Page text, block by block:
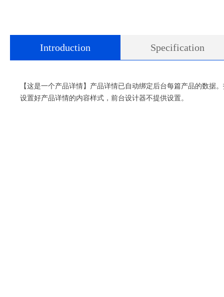
Introduction Specification
【这是一个产品详情】产品详情已自动绑定后台每篇产品的数据
设置好产品详情的内容样式，前台设计器不提供设置。